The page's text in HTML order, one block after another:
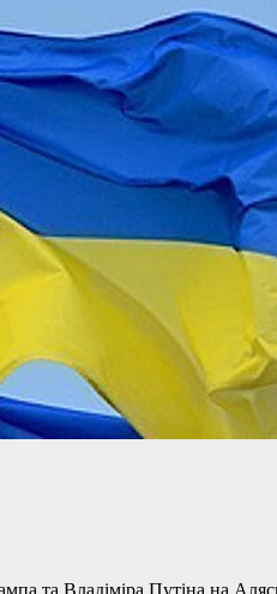
та Владіміра Путіна на